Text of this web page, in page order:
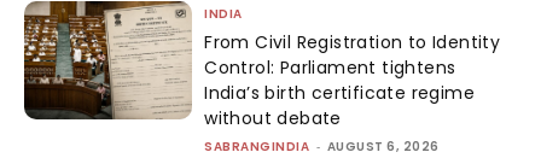
INDIA
From Civil Registration to Identity
Control: Parliament tightens
India’s birth certificate regime
without debate
SABRANGINDIA - AUGUST 6, 2026